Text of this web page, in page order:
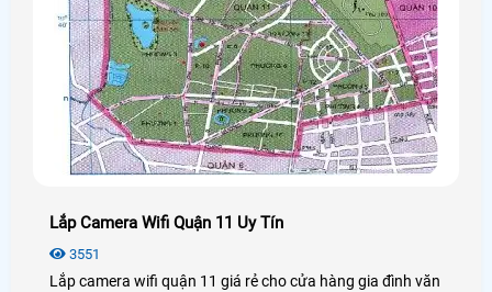
Lắp Camera Wifi Quận 11 Uy Tín
3551
Lắp camera wifi quận 11 giá rẻ cho cửa hàng gia đình văn